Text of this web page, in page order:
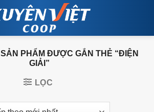
SẢN PHẨM ĐƯỢC GẮN THẺ “ĐIỆN
GIẢI”
LỌC